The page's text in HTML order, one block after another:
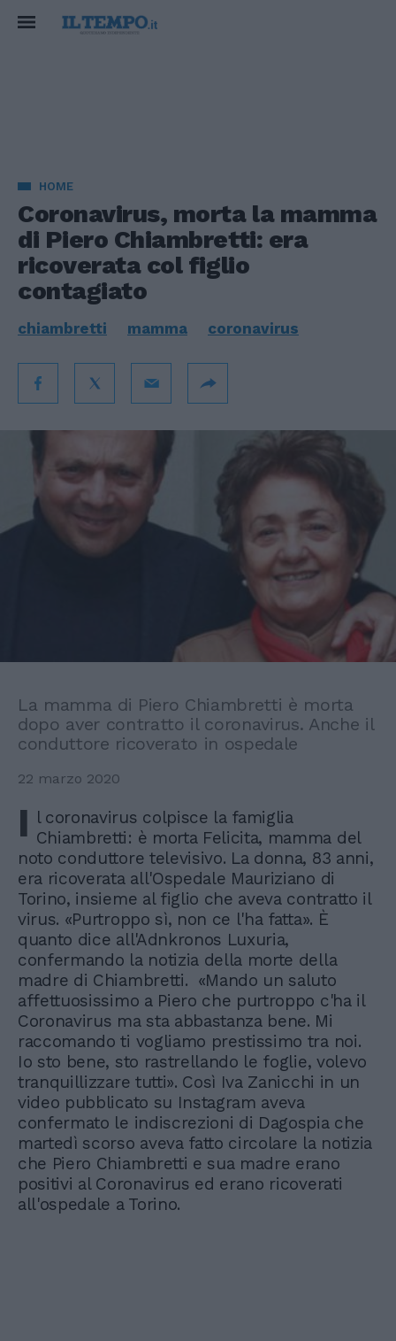
HOME
Coronavirus, morta la mamma
di Piero Chiambretti: era
ricoverata col figlio
contagiato
chiambretti mamma coronavirus
La mamma di Piero Chiambretti è morta
dopo aver contratto il coronavirus. Anche il
conduttore ricoverato in ospedale
22 marzo 2020
I l coronavirus colpisce la famiglia
Chiambretti: è morta Felicita, mamma del
noto conduttore televisivo. La donna, 83 anni,
era ricoverata all'Ospedale Mauriziano di
Torino, insieme al figlio che aveva contratto il
virus. «Purtroppo sì, non ce l'ha fatta». È
quanto dice all'Adnkronos Luxuria,
confermando la notizia della morte della
madre di Chiambretti. «Mando un saluto
affettuosissimo a Piero che purtroppo c'ha il
Coronavirus ma sta abbastanza bene. Mi
raccomando ti vogliamo prestissimo tra noi.
Io sto bene, sto rastrellando le foglie, volevo
tranquillizzare tutti». Così Iva Zanicchi in un
video pubblicato su Instagram aveva
confermato le indiscrezioni di Dagospia che
martedì scorso aveva fatto circolare la notizia
che Piero Chiambretti e sua madre erano
positivi al Coronavirus ed erano ricoverati
all'ospedale a Torino.